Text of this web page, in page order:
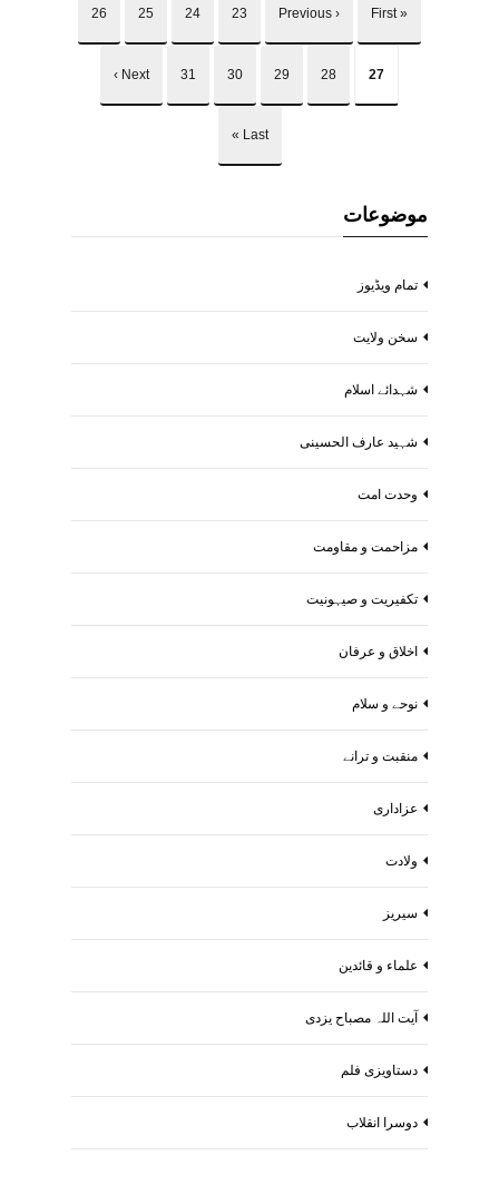
« First
‹ Previous
23
24
25
26
27
28
29
30
31
Next ›
Last »
موضوعات
تمام ویڈیوز
سخن ولایت
شہدائے اسلام
شہید عارف الحسینی
وحدت امت
مزاحمت و مقاومت
تکفیریت و صیہونیت
اخلاق و عرفان
نوحے و سلام
منقبت و ترانے
عزاداری
ولادت
سیریز
علماء و قائدین
آیت اللہ مصباح یزدی
دستاویزی فلم
دوسرا انقلاب